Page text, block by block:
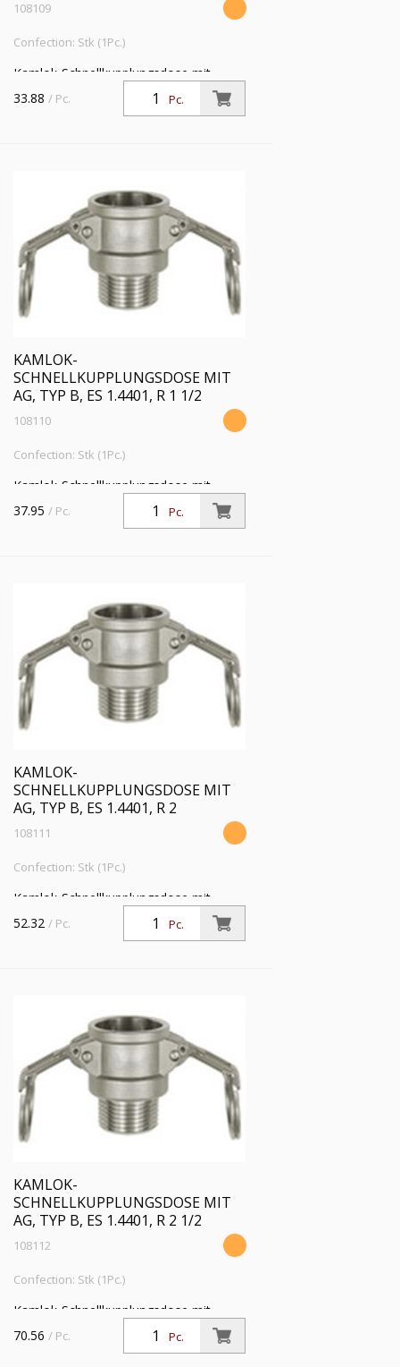
108109
Confection: Stk (1Pc.)
Kamlok-Schnellkupplungsdose mit
Außengewinde, Typ B, ES 1.4401, R 1
1/4, für Stecker-Ø 46 mm, PN max. 16
Pc.
33.88 / Pc.
KAMLOK-
SCHNELLKUPPLUNGSDOSE MIT
AG, TYP B, ES 1.4401, R 1 1/2
108110
Confection: Stk (1Pc.)
Kamlok-Schnellkupplungsdose mit
Außengewinde, Typ B, ES 1.4401, R 1
1/2, für Stecker-Ø 54 mm, PN max. 16
Pc.
37.95 / Pc.
KAMLOK-
SCHNELLKUPPLUNGSDOSE MIT
AG, TYP B, ES 1.4401, R 2
108111
Confection: Stk (1Pc.)
Kamlok-Schnellkupplungsdose mit
Außengewinde, Typ B, ES 1.4401, R 2,
für Stecker-Ø 64 mm, PN max. 16 bar,
Pc.
52.32 / Pc.
KAMLOK-
SCHNELLKUPPLUNGSDOSE MIT
AG, TYP B, ES 1.4401, R 2 1/2
108112
Confection: Stk (1Pc.)
Kamlok-Schnellkupplungsdose mit
Außengew., Typ B, ES 1.4401, R 2 1/2,
für Stecker-Ø 76,5 mm, PN max. 16 bar,
Pc.
70.56 / Pc.